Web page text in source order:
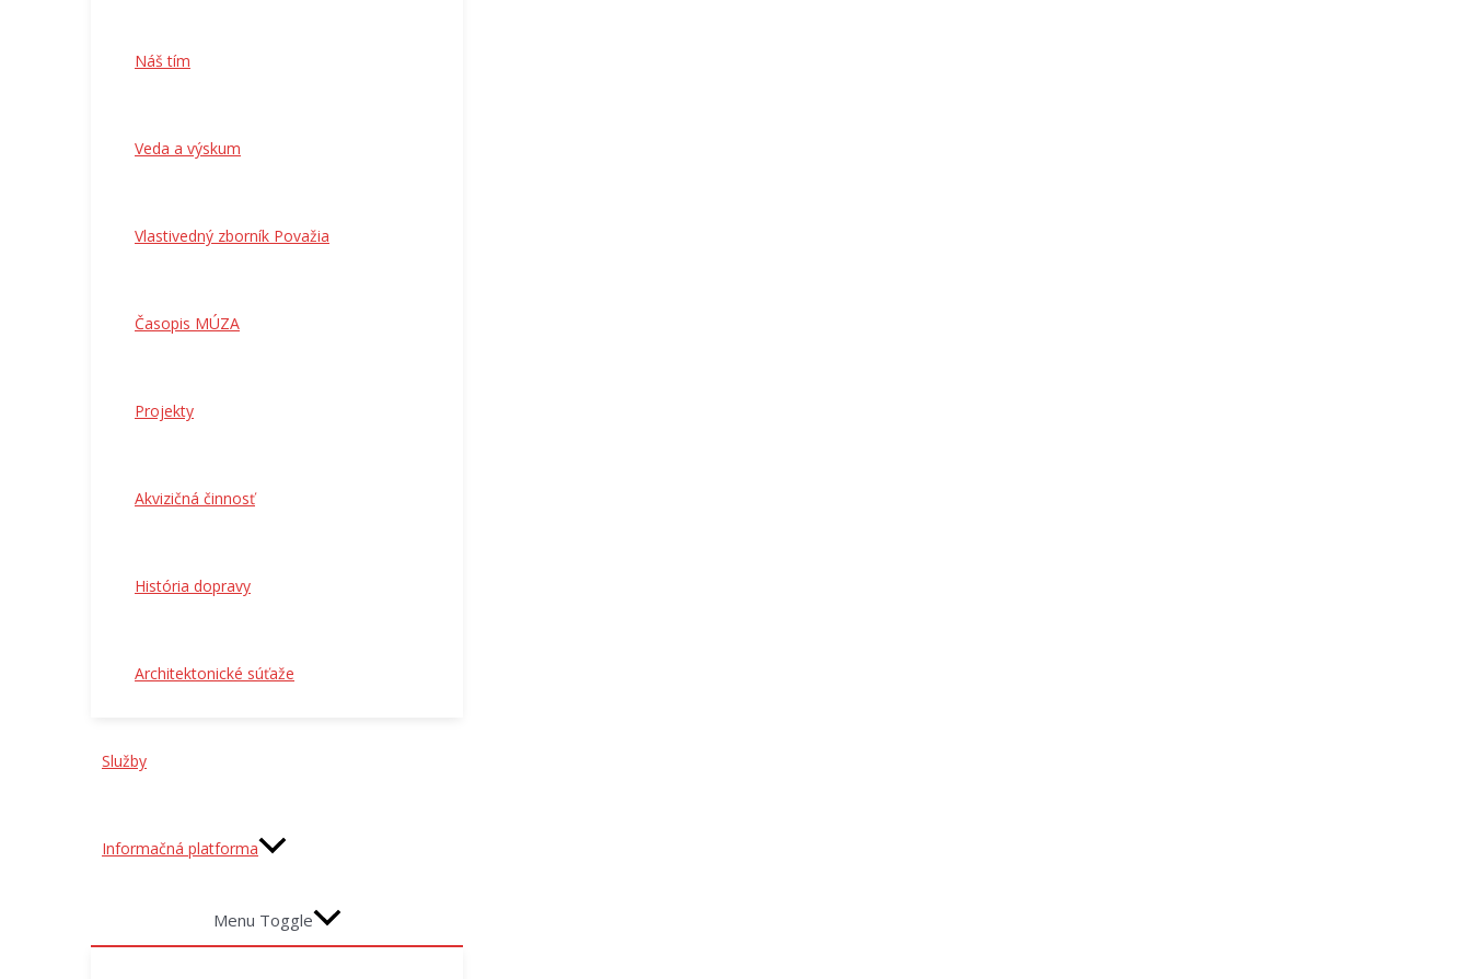
Náš tím
Veda a výskum
Vlastivedný zborník Považia
Časopis MÚZA
Projekty
Akvizičná činnosť
História dopravy
Architektonické súťaže
Služby
Informačná platforma
Menu Toggle